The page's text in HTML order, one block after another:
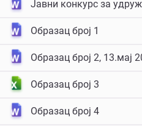
Јавни конкурс за
Образац број 1
Образац број 2, 13.мај
Образац број 3
Образац број 4